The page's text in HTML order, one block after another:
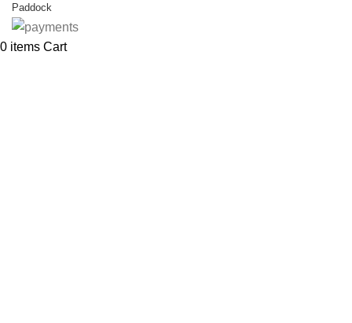
Paddock
0 items Cart